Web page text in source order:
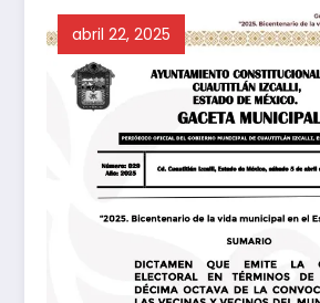
abril 22, 2025